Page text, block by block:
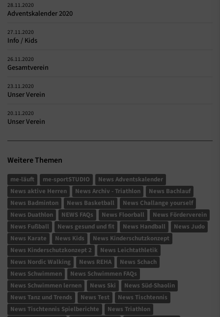
28.11.2020
Adventskalender 2020
27.11.2020
Info / Kids
26.11.2020
Gesamtverein
23.11.2020
Unser Verein
20.11.2020
Unser Verein
Weitere Themen
me-läuft me-sportSTUDIO
News Adventskalender
News aktive Herren
News Archiv - Triathlon
News Bachlauf
News Badminton
News Basketball
News Challange yourself
News Duathlon
NEWS FAQs News Floorball
News Förderverein
News Fußball
News gesund und fit News Handball
News Judo
News Karate
News Kids
News Kinderschutzkonzept
News Kinderschutzkonzept 2
News Leichtathletik
News Nordic Walking
News REHA
News Schach
News Schwimmen
News Schwimmen FAQs
News Schwimmen lernen
News Ski
News Süd-Shaolin
News Tanz und Trends
News Test
News Tischtennis
News Tischtennis Spielberichte
News Triathlon